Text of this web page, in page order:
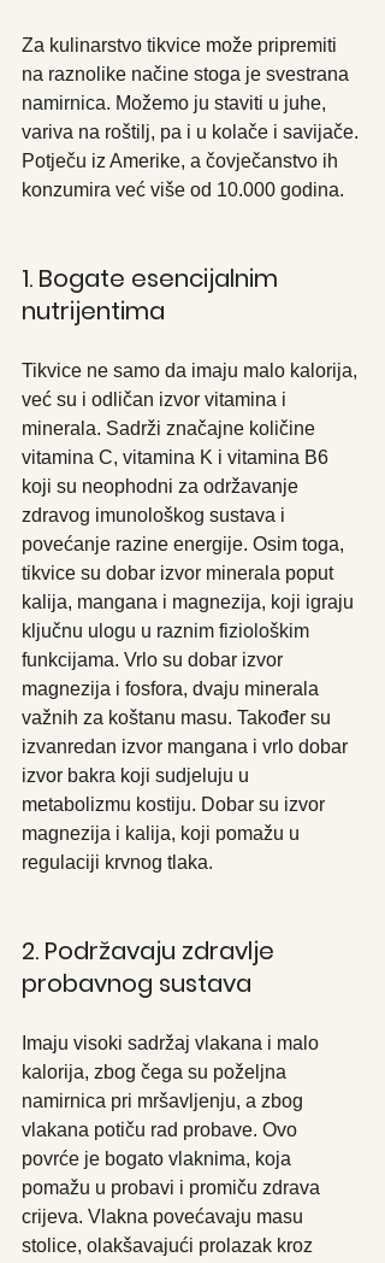
Za kulinarstvo tikvice može pripremiti
na raznolike načine stoga je svestrana
namirnica. Možemo ju staviti u juhe,
variva na roštilj, pa i u kolače i savijače.
Potječu iz Amerike, a čovječanstvo ih
konzumira već više od 10.000 godina.
1. Bogate esencijalnim
nutrijentima
Tikvice ne samo da imaju malo kalorija,
već su i odličan izvor vitamina i
minerala. Sadrži značajne količine
vitamina C, vitamina K i vitamina B6
koji su neophodni za održavanje
zdravog imunološkog sustava i
povećanje razine energije. Osim toga,
tikvice su dobar izvor minerala poput
kalija, mangana i magnezija, koji igraju
ključnu ulogu u raznim fiziološkim
funkcijama. Vrlo su dobar izvor
magnezija i fosfora, dvaju minerala
važnih za koštanu masu. Također su
izvanredan izvor mangana i vrlo dobar
izvor bakra koji sudjeluju u
metabolizmu kostiju. Dobar su izvor
magnezija i kalija, koji pomažu u
regulaciji krvnog tlaka.
2. Podržavaju zdravlje
probavnog sustava
Imaju visoki sadržaj vlakana i malo
kalorija, zbog čega su poželjna
namirnica pri mršavljenju, a zbog
vlakana potiču rad probave. Ovo
povrće je bogato vlaknima, koja
pomažu u probavi i promiču zdrava
crijeva. Vlakna povećavaju masu
stolice, olakšavajući prolazak kroz